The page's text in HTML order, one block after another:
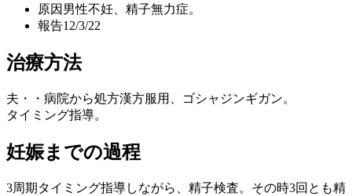
原因 男性不妊、精子無力症。
報告12/3/22
治療方法
夫・・病院から処方漢方服用、ゴシャジンギガン。
タイミング指導。
妊娠までの過程
3周期タイミング指導しながら、精子検査。その時3回とも精